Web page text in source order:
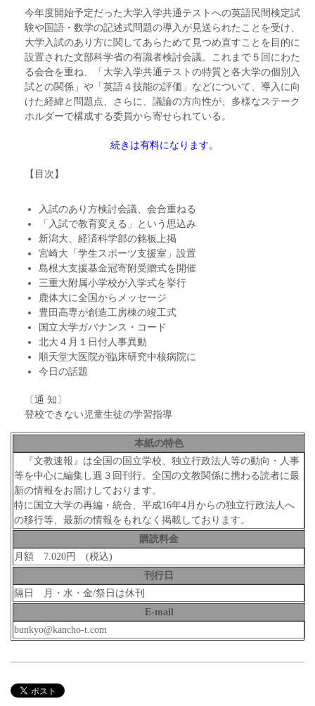
今年度開始予定だった大学入学共通テストへの英語民間検定試
験や国語・数学の記述式問題の導入が見送られたことを受け、
大学入試のあり方に関してあらためて見つめ直すことを目的に
設置された文部科学省の有識者検討会議。これまで５回にわた
る会合を重ね、「大学入学共通テストの特質と各大学の個別入
試との関係」や「英語４技能の評価」などについて、導入に向
けた経緯と問題点、さらに、議論の方向性が、多様なステーク
ホルダーで構成する委員から寄せられている。
続きは有料になります。
【目次】
入試のあり方検討会議、会合重ねる
「入試で教育変える」という思込み
新潟大、経済科学部の銘板上掲
宮崎大「学生スポーツ支援室」設置
島根大支援基金冠寄附受贈式を開催
三重大附属小学校が入学式を挙行
鹿体大に全国からメッセージ
豊田高専が創造工房棟の竣工式
国立大学ガバナンス・コード
北大４月１日付人事異動
順天堂大医院が臨床研究中核病院に
今日の話題
〔通 知〕
登校できない児童生徒の学習指導
本紙の特色
『文教速報』は全国の国立学校、独立行政法人等の動向・人事
等を中心に編集し週３回刊行。全国の文教関係に携わる読者に最
新の情報をお届けしております。
特に国立大学の再編・統合、平成16年4月からの独立行政法人へ
の移行等、最新の情報をもれなく掲載しております。
購読料金
月額 7.020円 (税込)
刊行日
隔日 月・水・金/祭日は休刊
E-mail
bunkyo@kancho-t.com